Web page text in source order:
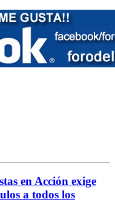
en Acción exige
a todos los